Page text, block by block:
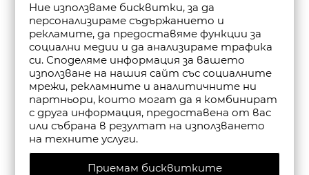
Ние използваме бисквитки, за да
персонализираме съдържанието и
рекламите, да предоставяме функции за
социални медии и да анализираме трафика
си. Споделяме информация за вашето
използване на нашия сайт със социалните
мрежи, рекламните и аналитичните ни
партньори, които могат да я комбинират
с друга информация, предоставена от вас
или събрана в резултат на използването
на техните услуги.
Приемам бисквитките